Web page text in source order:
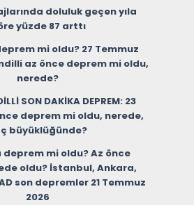
doluluk geçen yıla
yüzde 87 arttı
mi oldu? 27 Temmuz
az önce deprem mi oldu,
nerede?
SON DAKİKA DEPREM: 23
deprem mi oldu, nerede,
büyüklüğünde?
deprem mi oldu? Az önce
oldu? İstanbul, Ankara,
son depremler 21 Temmuz
2026